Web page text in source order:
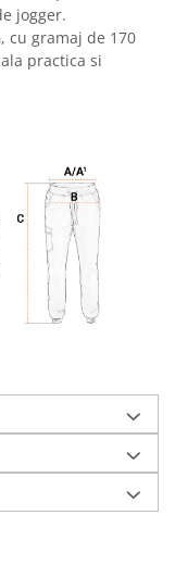
jogger.
, cu gramaj de 170
practica si